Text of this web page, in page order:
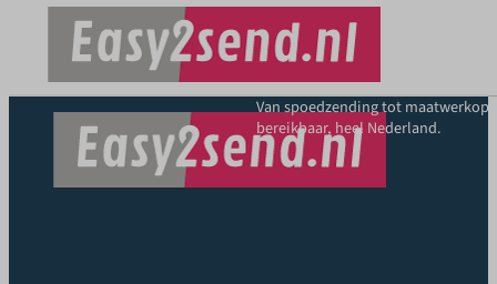
Van spoedzending tot
bereikbaar, heel Nederland.